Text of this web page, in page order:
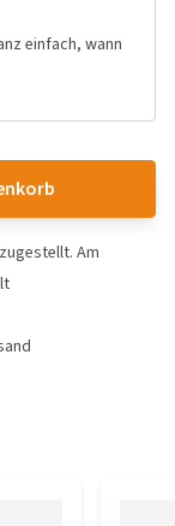
einfach, wann
zugestellt. Am